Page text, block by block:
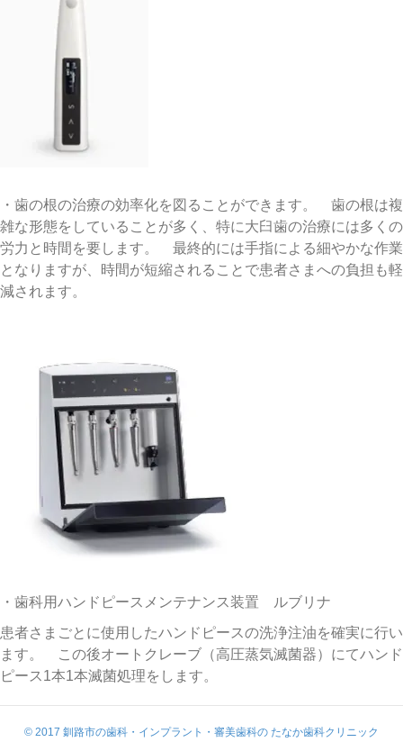
・歯の根の治療の効率化を図ることができます。 歯の根は複
雑な形態をしていることが多く、特に大臼歯の治療には多くの
労力と時間を要します。 最終的には手指による細やかな作業
となりますが、時間が短縮されることで患者さまへの負担も軽
減されます。
・歯科用ハンドピースメンテナンス装置 ルブリナ
患者さまごとに使用したハンドピースの洗浄注油を確実に行い
ます。 この後オートクレーブ（高圧蒸気滅菌器）にてハンド
ピース1本1本滅菌処理をします。
© 2017 釧路市の歯科・インプラント・審美歯科の たなか歯科クリニック